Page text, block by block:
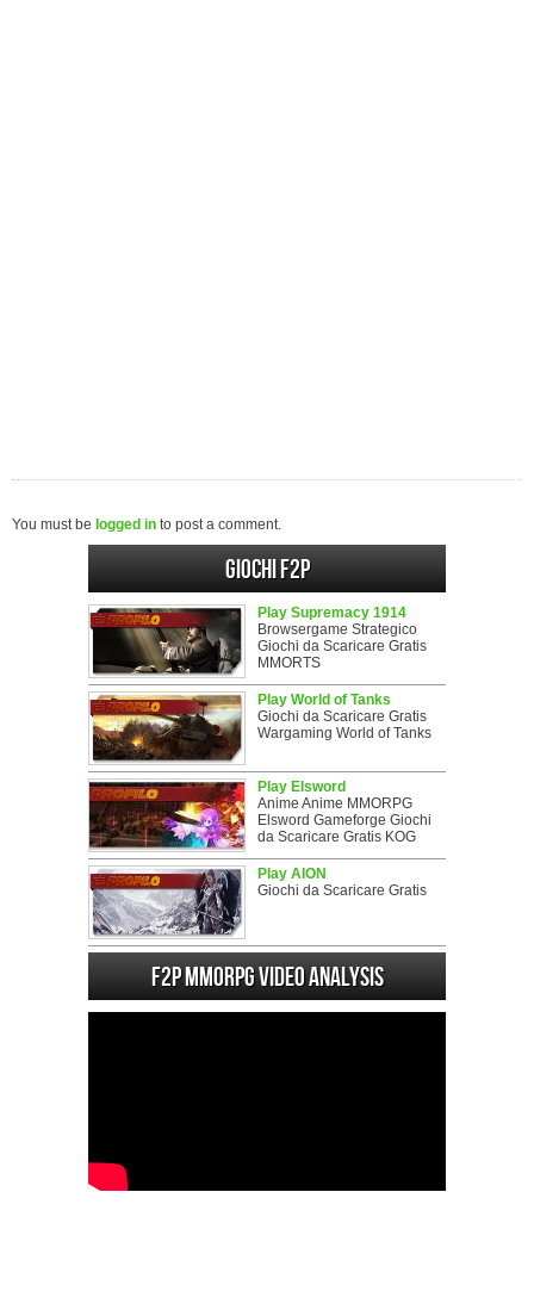
You must be logged in to post a comment.
Giochi F2P
Play Supremacy 1914
Browsergame Strategico
Giochi da Scaricare Gratis
MMORTS
Play World of Tanks
Giochi da Scaricare Gratis
Wargaming World of Tanks
Play Elsword
Anime Anime MMORPG
Elsword Gameforge Giochi
da Scaricare Gratis KOG
Play AION
Giochi da Scaricare Gratis
F2P MMORPG Video analysis